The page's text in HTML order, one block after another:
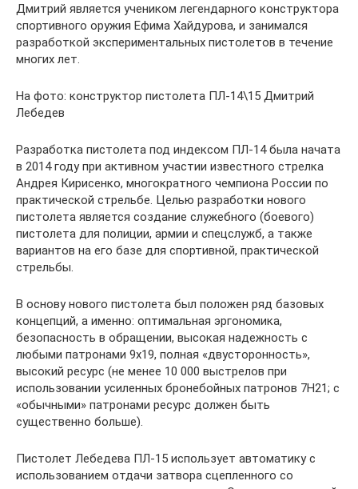
Дмитрий является учеником легендарного конструктора
спортивного оружия Ефима Хайдурова, и занимался
разработкой экспериментальных пистолетов в течение
многих лет.
На фото: конструктор пистолета ПЛ-14\15 Дмитрий
Лебедев
Разработка пистолета под индексом ПЛ-14 была начата
в 2014 году при активном участии известного стрелка
Андрея Кирисенко, многократного чемпиона России по
практической стрельбе. Целью разработки нового
пистолета является создание служебного (боевого)
пистолета для полиции, армии и спецслужб, а также
вариантов на его базе для спортивной, практической
стрельбы.
В основу нового пистолета был положен ряд базовых
концепций, а именно: оптимальная эргономика,
безопасность в обращении, высокая надежность с
любыми патронами 9х19, полная «двусторонность»,
высокий ресурс (не менее 10 000 выстрелов при
использовании усиленных бронебойных патронов 7Н21; с
«обычными» патронами ресурс должен быть
существенно больше).
Пистолет Лебедева ПЛ-15 использует автоматику с
использованием отдачи затвора сцепленного со